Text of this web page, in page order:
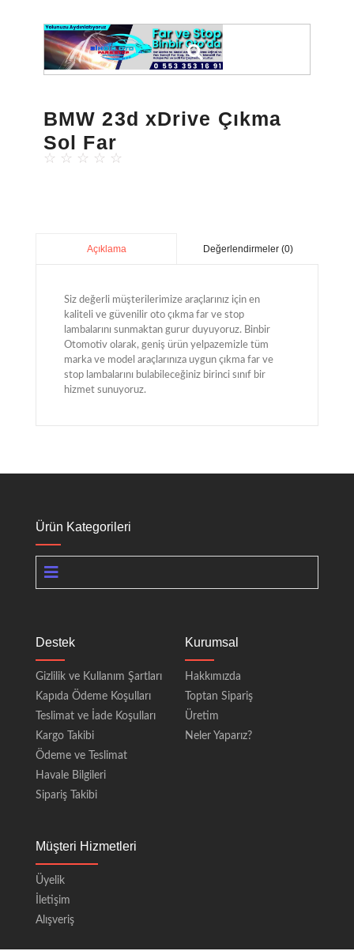
BMW 23d xDrive Çıkma
Sol Far
☆ ☆ ☆ ☆ ☆
Açıklama Değerlendirmeler (0)
Siz değerli müşterilerimize araçlarınız için en
kaliteli ve güvenilir oto çıkma far ve stop
lambalarını sunmaktan gurur duyuyoruz. Binbir
Otomotiv olarak, geniş ürün yelpazemizle tüm
marka ve model araçlarınıza uygun çıkma far ve
stop lambalarını bulabileceğiniz birinci sınıf bir
hizmet sunuyoruz.
Ürün Kategorileri
Destek
Gizlilik ve Kullanım Şartları
Kapıda Ödeme Koşulları
Teslimat ve İade Koşulları
Kargo Takibi
Ödeme ve Teslimat
Havale Bilgileri
Sipariş Takibi
Kurumsal
Hakkımızda
Toptan Sipariş
Üretim
Neler Yaparız?
Müşteri Hizmetleri
Üyelik
İletişim
Alışveriş